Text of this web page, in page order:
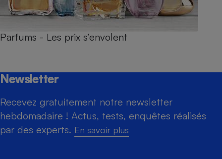
Parfums - Les prix s’envolent
Newsletter
Recevez gratuitement notre newsletter
hebdomadaire ! Actus, tests, enquêtes réalisés
par des experts. En savoir plus